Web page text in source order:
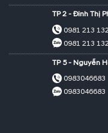
TP 2 - Đinh Thị
0981 213 132
0981 213 132
TP 5 - Nguyễn
0983046683
0983046683